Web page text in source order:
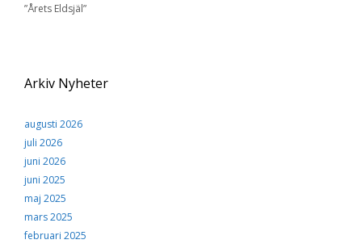
”Årets Eldsjäl”
Arkiv Nyheter
augusti 2026
juli 2026
juni 2026
juni 2025
maj 2025
mars 2025
februari 2025